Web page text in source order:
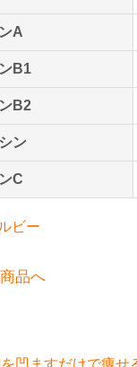
A
B1
B2
ン
C
ビー
品へ
凹ますだけで痩せ